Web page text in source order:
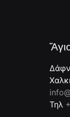
Τηλ